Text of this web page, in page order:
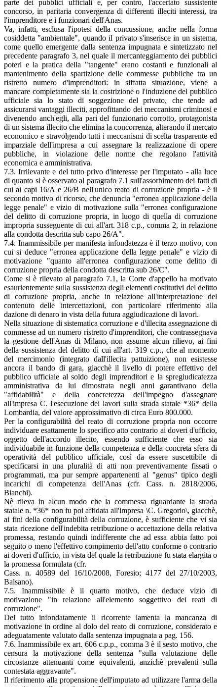
parte dei pubblici ufficiali e, per contro, l'accertato sussistente
concorso, in paritaria convergenza di differenti illeciti interessi, tra
l'imprenditore e i funzionari dell'Anas.
Va, infatti, esclusa l'ipotesi della concussione, anche nella forma
cosiddetta "ambientale", quando il privato s'inserisce in un sistema,
come quello emergente dalla sentenza impugnata e sintetizzato nel
precedente paragrafo 3, nel quale il mercanteggiamento dei pubblici
poteri e la pratica della "tangente" erano costanti e funzionali al
mantenimento della spartizione delle commesse pubbliche tra un
ristretto numero d'imprenditori: in siffatta situazione, viene a
mancare completamente sia la costrizione o l'induzione del pubblico
ufficiale sia lo stato di soggezione del privato, che tende ad
assicurarsi vantaggi illeciti, approfittando dei meccanismi criminosi e
divenendo anch'egli, alla pari del funzionario corrotto, protagonista
di un sistema illecito che elimina la concorrenza, alterando il mercato
economico e stravolgendo tutti i meccanismi di scelta trasparente ed
imparziale dell'impresa a cui assegnare la realizzazione di opere
pubbliche, in violazione delle norme che regolano l'attività
economica e amministrativa.
7.3. Irrilevante e del tutto privo d'interesse per l'imputato - alla luce
di quanto si è osservato al paragrafo 7.1 sull'assorbimento dei fatti di
cui ai capi 16/A e 26/B nell'unico reato di corruzione propria - è il
secondo motivo di ricorso, che denuncia "erronea applicazione della
legge penale" e vizio di motivazione sulla "erronea configurazione
del delitto di corruzione propria, in luogo di quella di corruzione
impropria susseguente di cui all'art. 318 c.p., comma 2, in relazione
alla condotta descritta sub capo 26/A".
7.4. Inammissibile per manifesta infondatezza è il terzo motivo, con
cui si deduce "erronea applicazione della legge penale" e vizio di
motivazione "quanto all'erronea configurazione come delitto di
corruzione propria della condotta descritta sub 26/C".
Come si è rilevato al paragrafo 7.1, la Corte d'appello ha motivato
esaurientemente sulla sussistenza degli elementi costitutivi del delitto
di corruzione propria, anche in relazione all'interpretazione del
contenuto delle intercettazioni, con particolare riferimento alla
dazione di denaro in vista della futura aggiudicazione di lavori.
Nella situazione di sistematica corruzione e d'illecita assegnazione di
commesse ad un numero ristretto d'imprenditori, che contrassegnava
la gestione dell'Anas di Milano, non assume alcun rilievo, ai fini
della sussistenza del delitto di cui all'art. 319 c.p., che al momento
del mercimonio (integrato dall'illecita pattuizione), non esistesse
ancora il bando di gara, giacchè il livello di potere effettivo del
pubblico ufficiale al soldo degli imprenditori e la spregiudicatezza
amministrativa da lui dimostrata negli anni garantivano della
"affidabilità" e della concretezza dell'impegno d'assegnare
all'impresa C. l'esecuzione dei lavori sulla strada statale *36* della
Lombardia, del valore approssimativo di circa Euro 800.000.
Per la configurabilità del reato di corruzione propria non occorre
individuare esattamente lo specifico atto contrario ai doveri d'ufficio,
oggetto dell'accordo illecito, essendo sufficiente che esso sia
individuabile in funzione della competenza e della concreta sfera di
operatività del pubblico ufficiale, così da essere suscettibile di
specificarsi in una pluralità di atti non preventivamente fissati o
programmati, ma pur sempre appartenenti al "genus" tipico degli
incarichi di competenza dell'Anas (cfr. Cass. n. 2818/2006,
Bianchi).
Nè rileva in alcun modo che la commessa riguardante la strada
statale n. *36* non fu poi affidata all'impresa \C. Gregorio\, giacchè,
ai fini della configurabilità della corruzione, è sufficiente che vi sia
stata ricezione dell'indebita retribuzione o accettazione della relativa
promessa, restando quindi indifferente che ad essa abbia fatto poi
seguito o meno l'effettivo compimento dell'atto conforme o contrario
ai doveri d'ufficio, in vista del quale la retribuzione fu stata elargita o
la promessa formulata (cfr.
Cass. n. 40589 del 16/10/2008, Foresio; 4177 del 27/10/2003,
Balsano).
7.5. Inammissibile è il quarto motivo, che deduce vizio di
motivazione "in relazione all'elemento soggettivo dei reati di
corruzione".
Del tutto infondatamente il ricorrente lamenta la mancanza di
motivazione in ordine al dolo del reato di corruzione, considerato e
adeguatamente valutato dalla sentenza impugnata a pag. 156.
7.6. Inammissibile ex art. 606 c.p.p., comma 3 è il sesto motivo, che
censura la motivazione della sentenza "sulla valutazione delle
circostanze attenuanti come equivalenti, anzichè prevalenti sulla
contestata aggravante".
Il riferimento alla propensione dell'imputato ad utilizzare l'arma della